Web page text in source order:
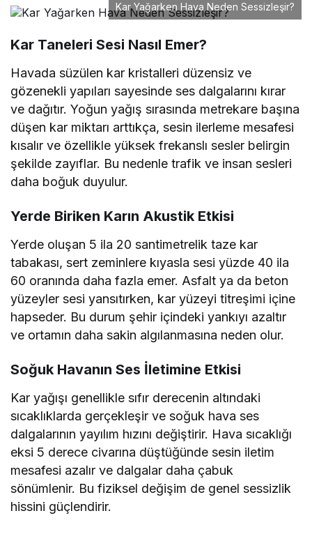
Kar Yağarken Hava Neden Sessizleşir?
Kar Taneleri Sesi Nasıl Emer?
Havada süzülen kar kristalleri düzensiz ve
gözenekli yapıları sayesinde ses dalgalarını kırar
ve dağıtır. Yoğun yağış sırasında metrekare başına
düşen kar miktarı arttıkça, sesin ilerleme mesafesi
kısalır ve özellikle yüksek frekanslı sesler belirgin
şekilde zayıflar. Bu nedenle trafik ve insan sesleri
daha boğuk duyulur.
Yerde Biriken Karın Akustik Etkisi
Yerde oluşan 5 ila 20 santimetrelik taze kar
tabakası, sert zeminlere kıyasla sesi yüzde 40 ila
60 oranında daha fazla emer. Asfalt ya da beton
yüzeyler sesi yansıtırken, kar yüzeyi titreşimi içine
hapseder. Bu durum şehir içindeki yankıyı azaltır
ve ortamın daha sakin algılanmasına neden olur.
Soğuk Havanın Ses İletimine Etkisi
Kar yağışı genellikle sıfır derecenin altındaki
sıcaklıklarda gerçekleşir ve soğuk hava ses
dalgalarının yayılım hızını değiştirir. Hava sıcaklığı
eksi 5 derece civarına düştüğünde sesin iletim
mesafesi azalır ve dalgalar daha çabuk
sönümlenir. Bu fiziksel değişim de genel sessizlik
hissini güçlendirir.